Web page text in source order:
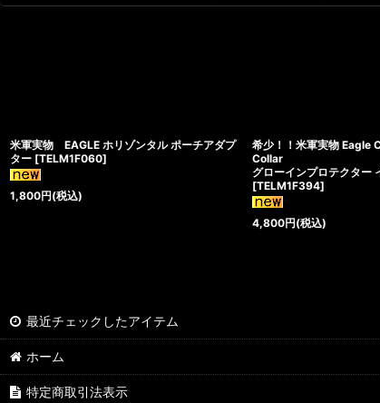
米軍実物 EAGLE ホリゾンタル ポーチアダプ
ター [TELM1F060]
1,800円(税込)
希少！！米軍実物 Eagle
Collar
グローインプロテクター
[TELM1F394]
4,800円(税込)
最近チェックしたアイテム
ホーム
特定商取引法表示